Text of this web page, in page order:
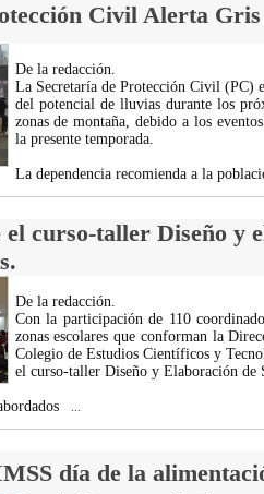
Civil Alerta
De la redacción.
La Secretaría de Protección Civil (PC)
del potencial de lluvias durante los
zonas de montaña, debido a los
la presente temporada.
La dependencia recomienda a la
el curso-taller Diseño y
De la redacción.
Con la participación de 110
zonas escolares que conforman la
Colegio de Estudios Científicos y
el curso-taller Diseño y Elaboración de
día de la